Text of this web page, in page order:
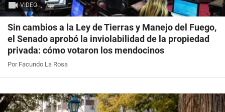
VIDEO
Sin cambios a la Ley de Tierras y Manejo del Fuego,
el Senado aprobó la inviolabilidad de la propiedad
privada: cómo votaron los mendocinos
Por Facundo La Rosa